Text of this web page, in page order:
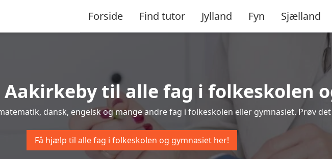
Forside Find tutor Jylland Fyn Sjælland
til alle fag i folkeskolen
dansk, engelsk og mange andre fag i folkeskolen eller gymnasiet. Prøv
Få hjælp til alle fag i folkeskolen og gymnasiet her!